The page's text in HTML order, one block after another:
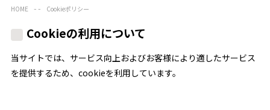
HOME Cookieポリシー
Cookieの利用について
当サイトでは、サービス向上およびお客様により適したサービス
を提供するため、cookieを利用しています。